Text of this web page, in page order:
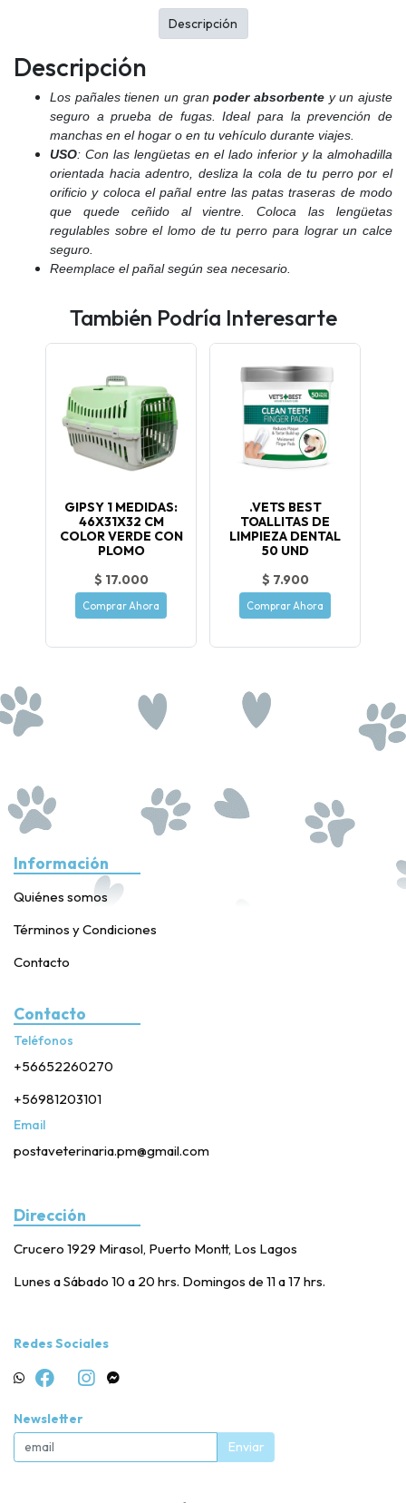
Descripción
Los pañales tienen un granpoder absorbente y un ajuste
seguro a prueba de fugas. Ideal para la prevención de
manchas en el hogar o en tu vehículo durante viajes.
USO: Con las lengüetas en el lado inferior y la almohadilla
orientada hacia adentro, desliza la cola de tu perro por el
orificio y coloca el pañal entre las patas traseras de modo
que quede ceñido al vientre. Coloca las lengüetas
regulables sobre el lomo de tu perro para lograr un calce
seguro.
Reemplace el pañal según sea necesario.
Descripción
También Podría Interesarte
GIPSY 1 MEDIDAS:
46X31X32 CM
COLOR VERDE CON
PLOMO
$ 17.000
Comprar Ahora
.VETS BEST
TOALLITAS DE
LIMPIEZA DENTAL
50 UND
$ 7.900
Comprar Ahora
Información
Quiénes somos
Términos y Condiciones
Contacto
Contacto
Teléfonos
+56652260270
+56981203101
Email
postaveterinaria.pm@gmail.com
Dirección
Crucero 1929 Mirasol, Puerto Montt, Los Lagos
Lunes a Sábado 10 a 20 hrs. Domingos de 11 a 17 hrs.
Redes Sociales
Newsletter
Enviar